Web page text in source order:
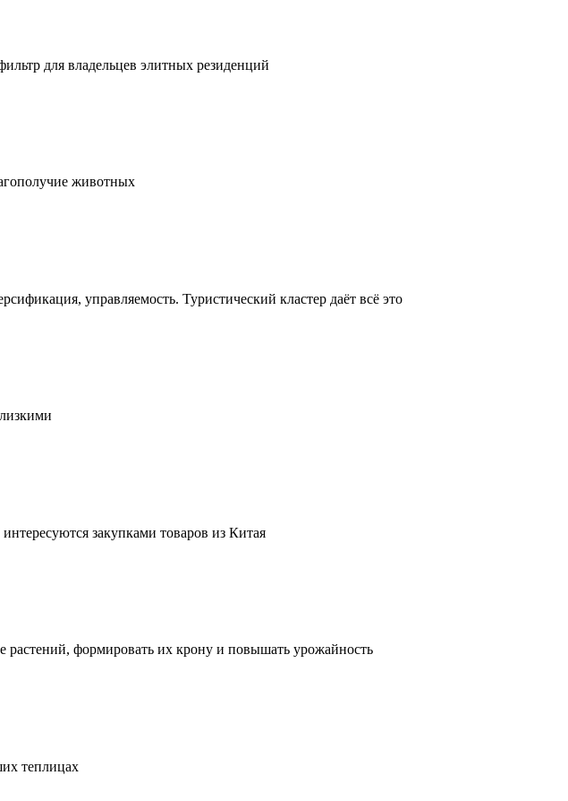
для владельцев элитных резиденций
животных
управляемость. Туристический кластер даёт всё это
закупками товаров из Китая
растений, формировать их крону и повышать урожайность
теплицах